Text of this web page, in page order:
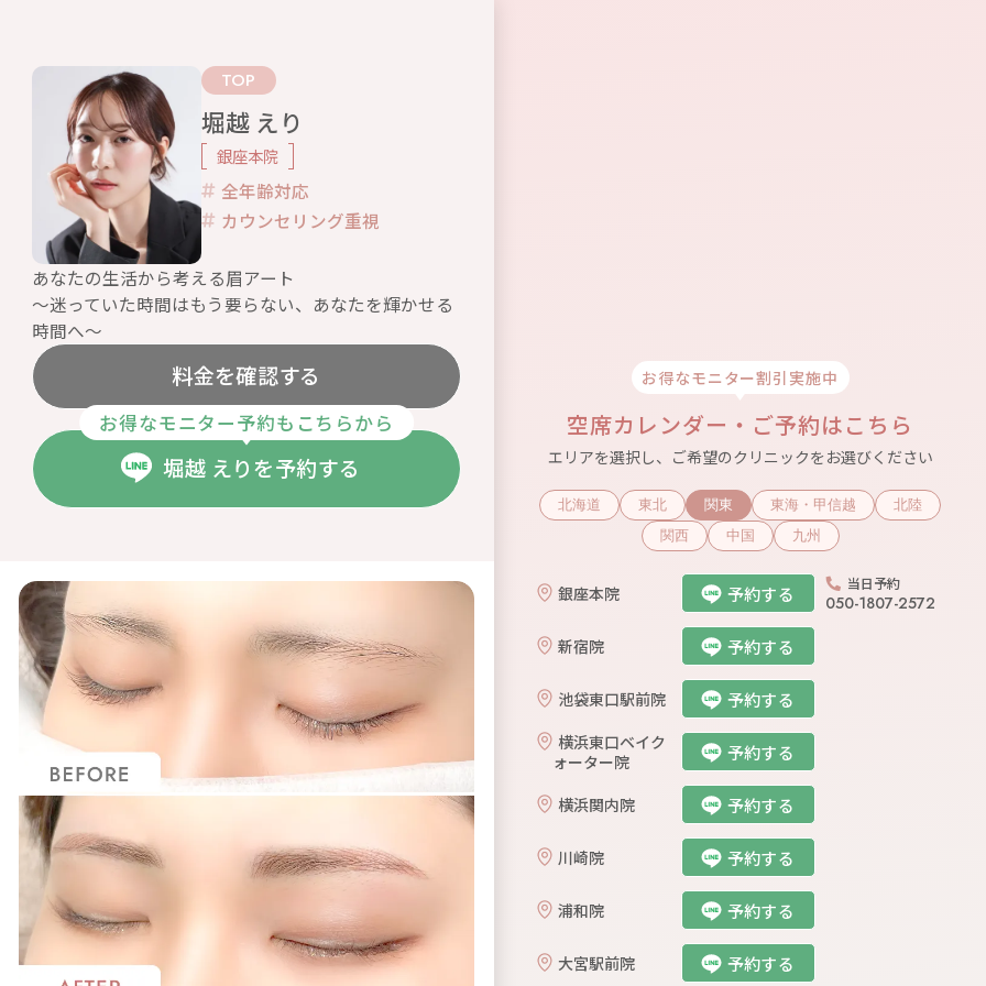
TOP
堀越 えり
銀座本院
全年齢対応
カウンセリング重視
あなたの生活から考える眉アート
〜迷っていた時間はもう要らない、あなたを輝かせる
時間へ〜
料金を確認する
お得なモニター予約もこちらから
堀越 えりを予約する
お得なモニター割引実施中
空席カレンダー・ご予約はこちら
エリアを選択し、ご希望のクリニックをお選びください
北海道 東北 関東 東海・甲信越
北陸
関西
中国 九州
銀座本院 予約する 当日予約
050-1807-2572
新宿院
予約する
池袋東口駅前院 予約する
横浜東口ベイク
ォーター院
予約する
横浜関内院 予約する
川崎院 予約する
浦和院 予約する
大宮駅前院 予約する